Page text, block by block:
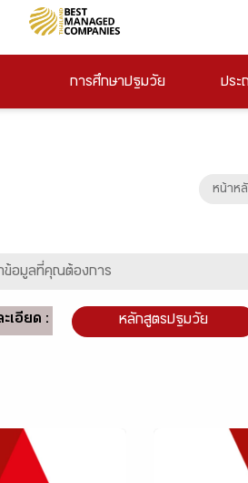
การศึกษาปฐมวัย ประ
หน้าห
เอียด : หลักสูตรปฐมวัย